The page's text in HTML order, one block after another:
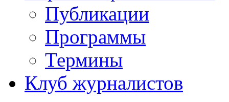
Публикации
Программы
Термины
Клуб журналистов